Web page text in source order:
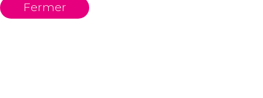
Fermer